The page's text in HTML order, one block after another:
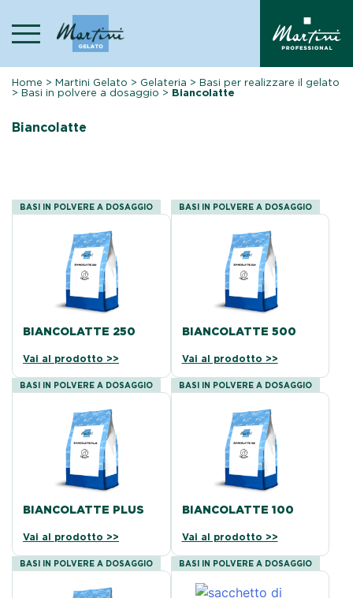
content
Home >Martini Gelato > Gelateria >Basi per realizzare il gelato
>Basi in polvere a dosaggio > Biancolatte
Biancolatte
BASI IN POLVERE A DOSAGGIO
BIANCOLATTE 250
Vai al prodotto >>
BASI IN POLVERE A DOSAGGIO
BIANCOLATTE 500
Vai al prodotto >>
BASI IN POLVERE A DOSAGGIO
BIANCOLATTE PLUS
Vai al prodotto >>
BASI IN POLVERE A DOSAGGIO
BIANCOLATTE 100
Vai al prodotto >>
BASI IN POLVERE A DOSAGGIO BASI IN POLVERE A DOSAGGIO